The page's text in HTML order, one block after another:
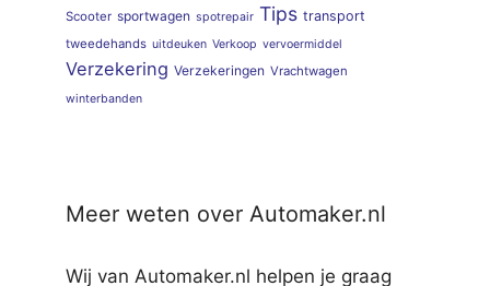
Scooter sportwagen spotrepair Tips transport
tweedehands uitdeuken Verkoop vervoermiddel
Verzekering Verzekeringen Vrachtwagen
winterbanden
Meer weten over Automaker.nl
Wij van Automaker.nl helpen je graag